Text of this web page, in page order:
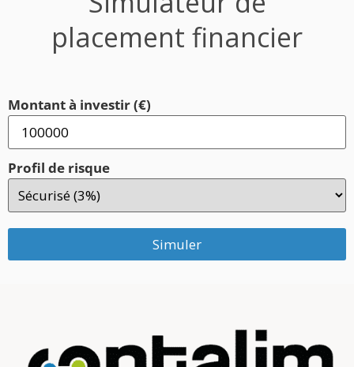
placement financier
Montant à investir (€)
Profil de risque
Simuler